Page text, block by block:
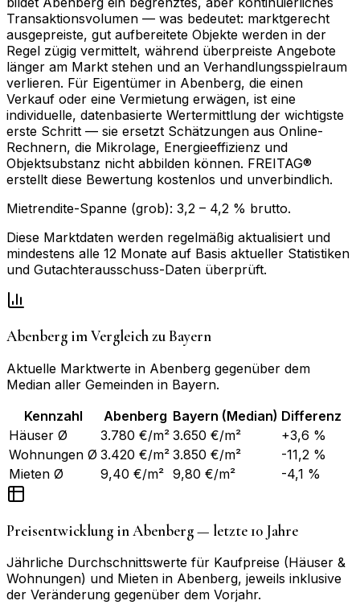
Transaktionsvolumen — was bedeutet: marktgerecht
ausgepreiste, gut aufbereitete Objekte werden in der
Regel zügig vermittelt, während überpreiste Angebote
länger am Markt stehen und an Verhandlungsspielraum
verlieren. Für Eigentümer in Abenberg, die einen
Verkauf oder eine Vermietung erwägen, ist eine
individuelle, datenbasierte Wertermittlung der wichtigste
erste Schritt — sie ersetzt Schätzungen aus Online-
Rechnern, die Mikrolage, Energieeffizienz und
Objektsubstanz nicht abbilden können. FREITAG®
erstellt diese Bewertung kostenlos und unverbindlich.
Mietrendite-Spanne (grob): 3,2 – 4,2 % brutto.
Diese Marktdaten werden regelmäßig aktualisiert und
mindestens alle 12 Monate auf Basis aktueller Statistiken
und Gutachterausschuss-Daten überprüft.
Abenberg im Vergleich zuBayern
Aktuelle Marktwerte in Abenberg gegenüber dem
Median aller Gemeinden in Bayern.
Kennzahl
Abenberg Bayern (Median) Differenz
Häuser Ø
3.780 €/m² 3.650 €/m²
+3,6 %
Wohnungen Ø 3.420 €/m² 3.850 €/m²
-11,2 %
Mieten Ø
9,40 €/m² 9,80 €/m² -4,1 %
Preisentwicklung inAbenberg— letzte 10 Jahre
Jährliche Durchschnittswerte für Kaufpreise (Häuser &
Wohnungen) und Mieten in Abenberg, jeweils inklusive
der Veränderung gegenüber dem Vorjahr.